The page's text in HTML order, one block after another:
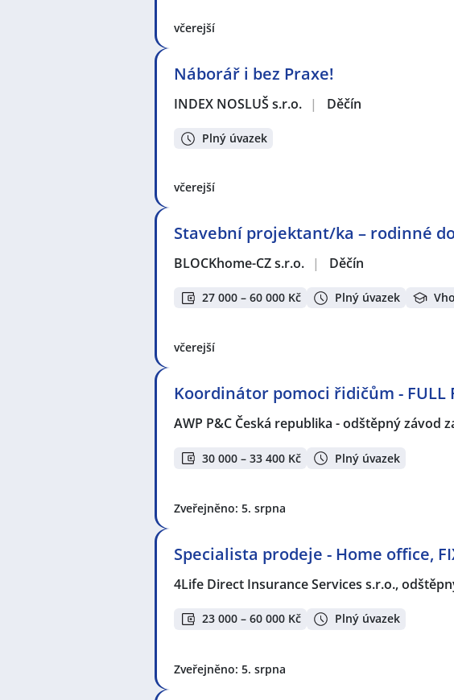
včerejší
Náborář i bez Praxe!
INDEX NOSLUŠ s.r.o. | Děčín
Plný úvazek
včerejší
Stavební projektant/ka – rodinné
BLOCKhome-CZ s.r.o. | Děčín
27 000 – 60 000 Kč Plný úvazek
včerejší
Koordinátor pomoci řidičům - FULL
AWP P&C Česká republika - odštěpný závod
30 000 – 33 400 Kč Plný úvazek
Zveřejněno: 5. srpna
Specialista prodeje - Home office,
4Life Direct Insurance Services s.r.o.,
23 000 – 60 000 Kč Plný úvazek
Zveřejněno: 5. srpna